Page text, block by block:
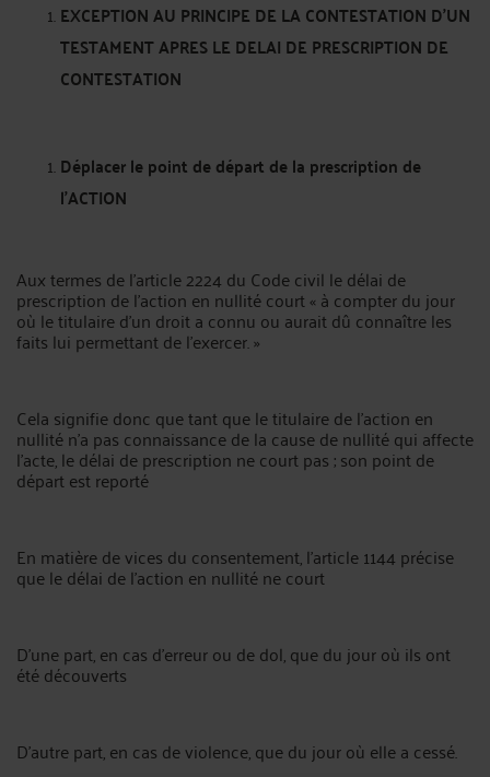
EXCEPTION AU PRINCIPE DE LA CONTESTATION D’UN
TESTAMENT APRES LE DELAI DE PRESCRIPTION DE
CONTESTATION
Déplacer le point de départ de la prescription de
l’ACTION
Aux termes de l’article 2224 du Code civil le délai de
prescription de l’action en nullité court « à compter du jour
où le titulaire d’un droit a connu ou aurait dû connaître les
faits lui permettant de l’exercer. »
Cela signifie donc que tant que le titulaire de l’action en
nullité n’a pas connaissance de la cause de nullité qui affecte
l’acte, le délai de prescription ne court pas ; son point de
départ est reporté
En matière de vices du consentement, l’article 1144 précise
que le délai de l’action en nullité ne court
D’une part, en cas d’erreur ou de dol, que du jour où ils ont
été découverts
D’autre part, en cas de violence, que du jour où elle a cessé.